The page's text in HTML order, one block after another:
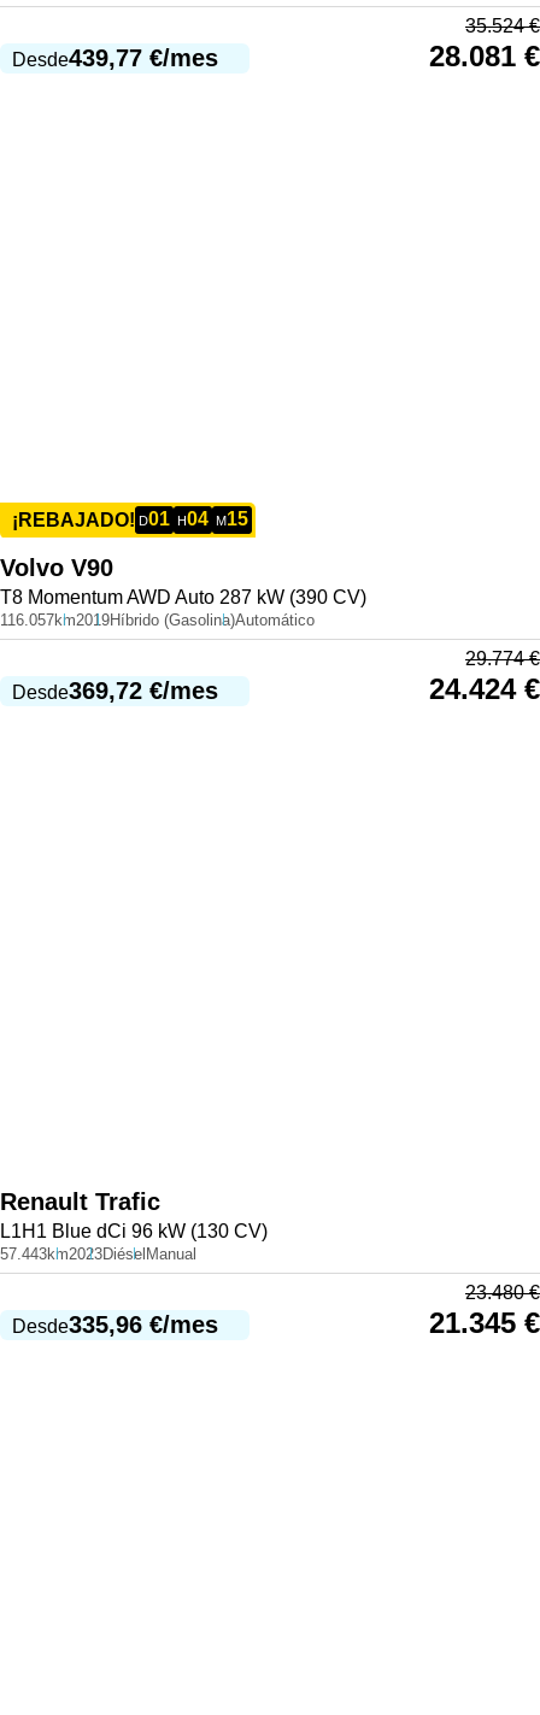
Desde439,77 €/mes
35.524€
28.081 €
¡REBAJADO! D01 H04 M15
Volvo V90
T8 Momentum AWD Auto 287 kW (390 CV)
116.057km2019Híbrido (Gasolina)Automático
Desde369,72 €/mes
29.774€
24.424 €
Renault Trafic
L1H1 Blue dCi 96 kW (130 CV)
57.443km2023Diésel Manual
Desde335,96 €/mes
23.480€
21.345 €